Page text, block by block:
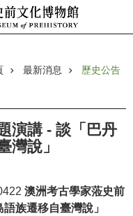
最新消息 歷史公告
演講 - 談「巴丹
灣說」
澳洲考古學家蒞史前
族遷移自臺灣說」